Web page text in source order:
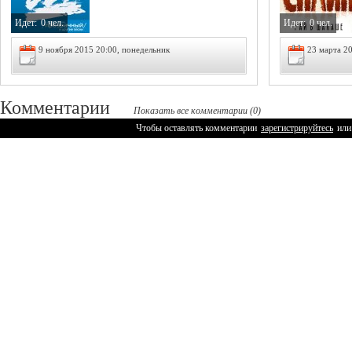
Идет: 0 чел.
9 ноября 2015 20:00, понедельник
Идет: 0 чел.
23 марта
Комментарии
Показать все комментарии (0)
Чтобы оставлять комментарии зарегистрируйтесь или